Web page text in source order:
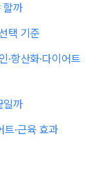
할까
택 기준
항산화·다이어트
일까
·근육 효과